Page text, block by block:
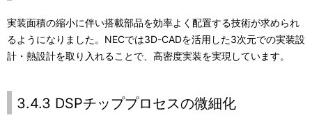
実装面積の縮小に伴い搭載部品を効率よく配置する技術が求められ
るようになりました。NECでは3D-CADを活用した3次元での実装設
計・熱設計を取り入れることで、高密度実装を実現しています。
3.4.3 DSPチッププロセスの微細化